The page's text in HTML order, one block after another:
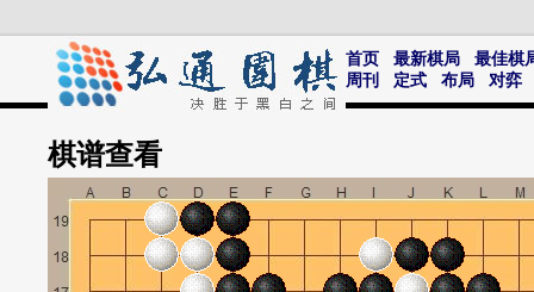
首页 最新棋局
最佳棋
周刊
定式 布局 对弈
棋谱查看